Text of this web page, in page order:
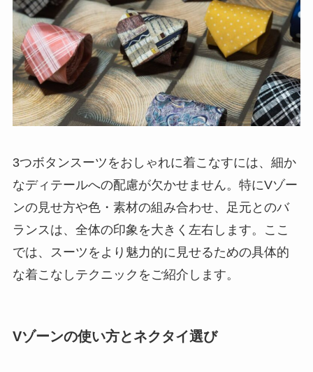
3つボタンスーツをおしゃれに着こなすには、細か
なディテールへの配慮が欠かせません。特にVゾー
ンの見せ方や色・素材の組み合わせ、足元とのバ
ランスは、全体の印象を大きく左右します。ここ
では、スーツをより魅力的に見せるための具体的
な着こなしテクニックをご紹介します。
Vゾーンの使い方とネクタイ選び